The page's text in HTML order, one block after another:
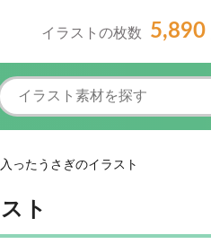
イラストの枚数 5,890
ったうさぎのイラスト
ト